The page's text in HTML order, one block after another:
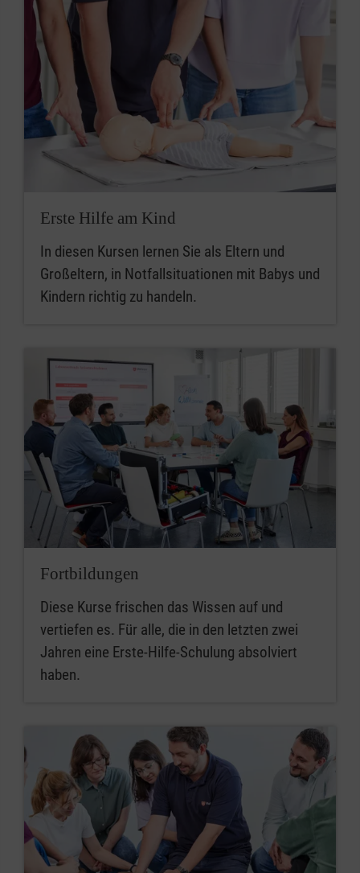
Erste Hilfe am Kind
In diesen Kursen lernen Sie als Eltern und
Großeltern, in Notfallsituationen mit Babys und
Kindern richtig zu handeln.
Fortbildungen
Diese Kurse frischen das Wissen auf und
vertiefen es. Für alle, die in den letzten zwei
Jahren eine Erste-Hilfe-Schulung absolviert
haben.